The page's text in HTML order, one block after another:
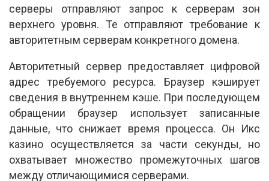
серверы отправляют запрос к серверам зон
верхнего уровня. Те отправляют требование к
авторитетным серверам конкретного домена.
Авторитетный сервер предоставляет цифровой
адрес требуемого ресурса. Браузер кэширует
сведения в внутреннем кэше. При последующем
обращении браузер использует записанные
данные, что снижает время процесса. Он Икс
казино осуществляется за части секунды, но
охватывает множество промежуточных шагов
между отличающимися серверами.